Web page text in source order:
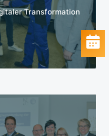
Transformation